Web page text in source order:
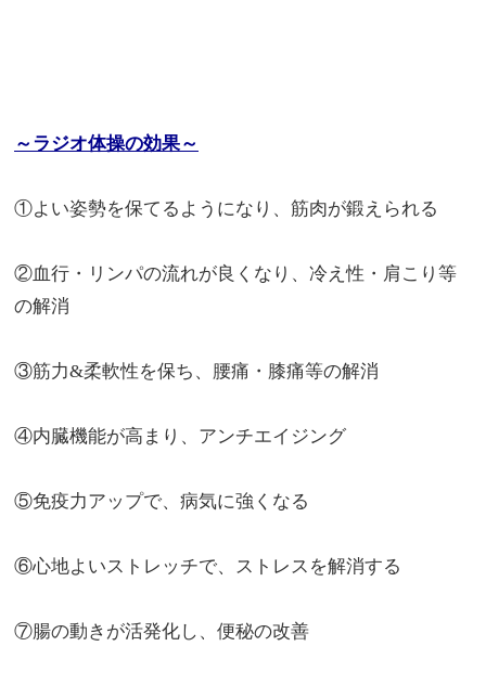
～ラジオ体操の効果～
①よい姿勢を保てるようになり、筋肉が鍛えられる
②血行・リンパの流れが良くなり、冷え性・肩こり等
の解消
③筋力&柔軟性を保ち、腰痛・膝痛等の解消
④内臓機能が高まり、アンチエイジング
⑤免疫力アップで、病気に強くなる
⑥心地よいストレッチで、ストレスを解消する
⑦腸の動きが活発化し、便秘の改善